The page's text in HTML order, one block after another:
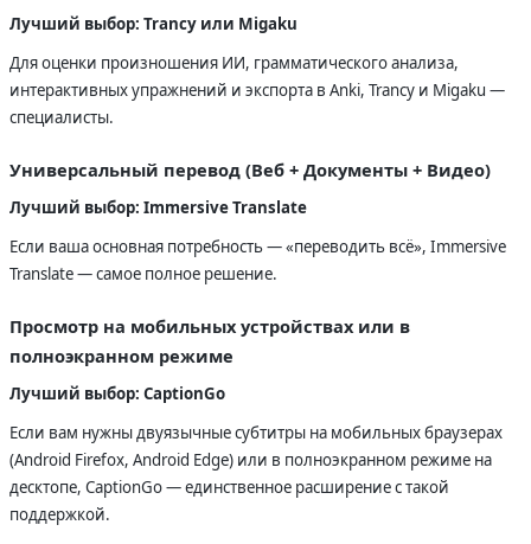
Лучший выбор: Trancy или Migaku
Для оценки произношения ИИ, грамматического анализа,
интерактивных упражнений и экспорта в Anki, Trancy и Migaku —
специалисты.
Универсальный перевод (Веб + Документы + Видео)
Лучший выбор: Immersive Translate
Если ваша основная потребность — «переводить всё», Immersive
Translate — самое полное решение.
Просмотр на мобильных устройствах или в
полноэкранном режиме
Лучший выбор: CaptionGo
Если вам нужны двуязычные субтитры на мобильных браузерах
(Android Firefox, Android Edge) или в полноэкранном режиме на
десктопе, CaptionGo — единственное расширение с такой
поддержкой.